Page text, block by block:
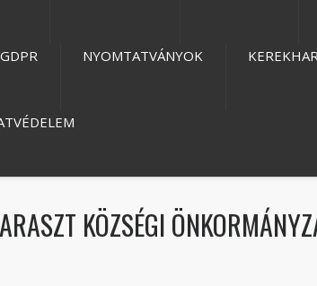
GDPR NYOMTATVÁNYOK
KÖZSÉGI